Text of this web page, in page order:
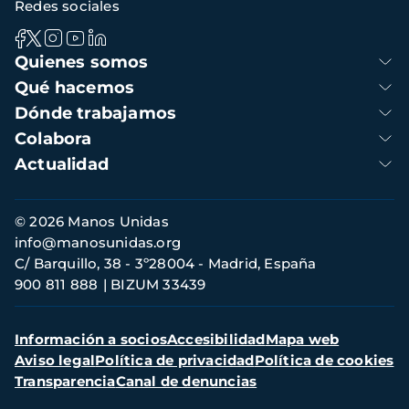
Navegación
principal
Quienes somos
Qué hacemos
Dónde trabajamos
Colabora
Actualidad
Redes sociales
Información
de
contacto
© 2026 Manos Unidas
C/ Barquillo, 38 - 3º28004 - Madrid, España
900 811 888
BIZUM 33439
info@manosunidas.org
Menú
secundario
Información a sociosAccesibilidadMapa web
Aviso legalPolítica de privacidadPolítica de cookies
TransparenciaCanal de denuncias